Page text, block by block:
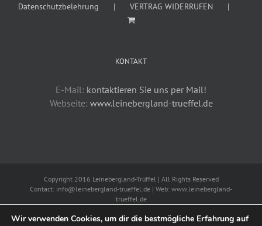
Datenschutzbelehrung
VERTRAG WIDERRUFEN
KONTAKT
E-Mail: kontaktieren Sie uns per Mail!
Webseite: www.leinebergland-trueffel.de
Copyright 2016 Leinebergland-Trüffel | All Rights Reserved
Contact: info@leinebergland-trueffel.de | Web: www.leinebergland-
trueffel.de
Wir verwenden Cookies, um dir die bestmögliche Erfahrung auf